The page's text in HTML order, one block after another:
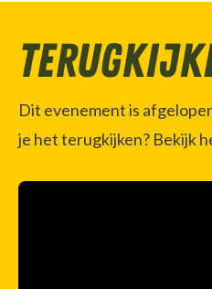
Dit evenement is
je het terugkijken? Bekijk